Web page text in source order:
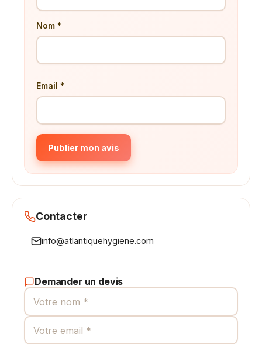
Nom *
Email *
Publier mon avis
Contacter
info@atlantiquehygiene.com
Demander un devis